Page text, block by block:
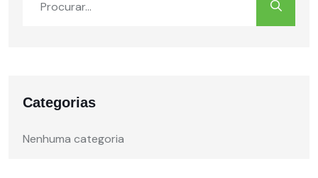
Categorias
Nenhuma categoria